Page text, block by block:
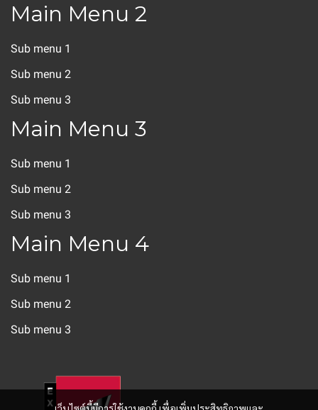
Main Menu 2
Sub menu 1
Sub menu 2
Sub menu 3
Main Menu 3
Sub menu 1
Sub menu 2
Sub menu 3
Main Menu 4
Sub menu 1
Sub menu 2
Sub menu 3